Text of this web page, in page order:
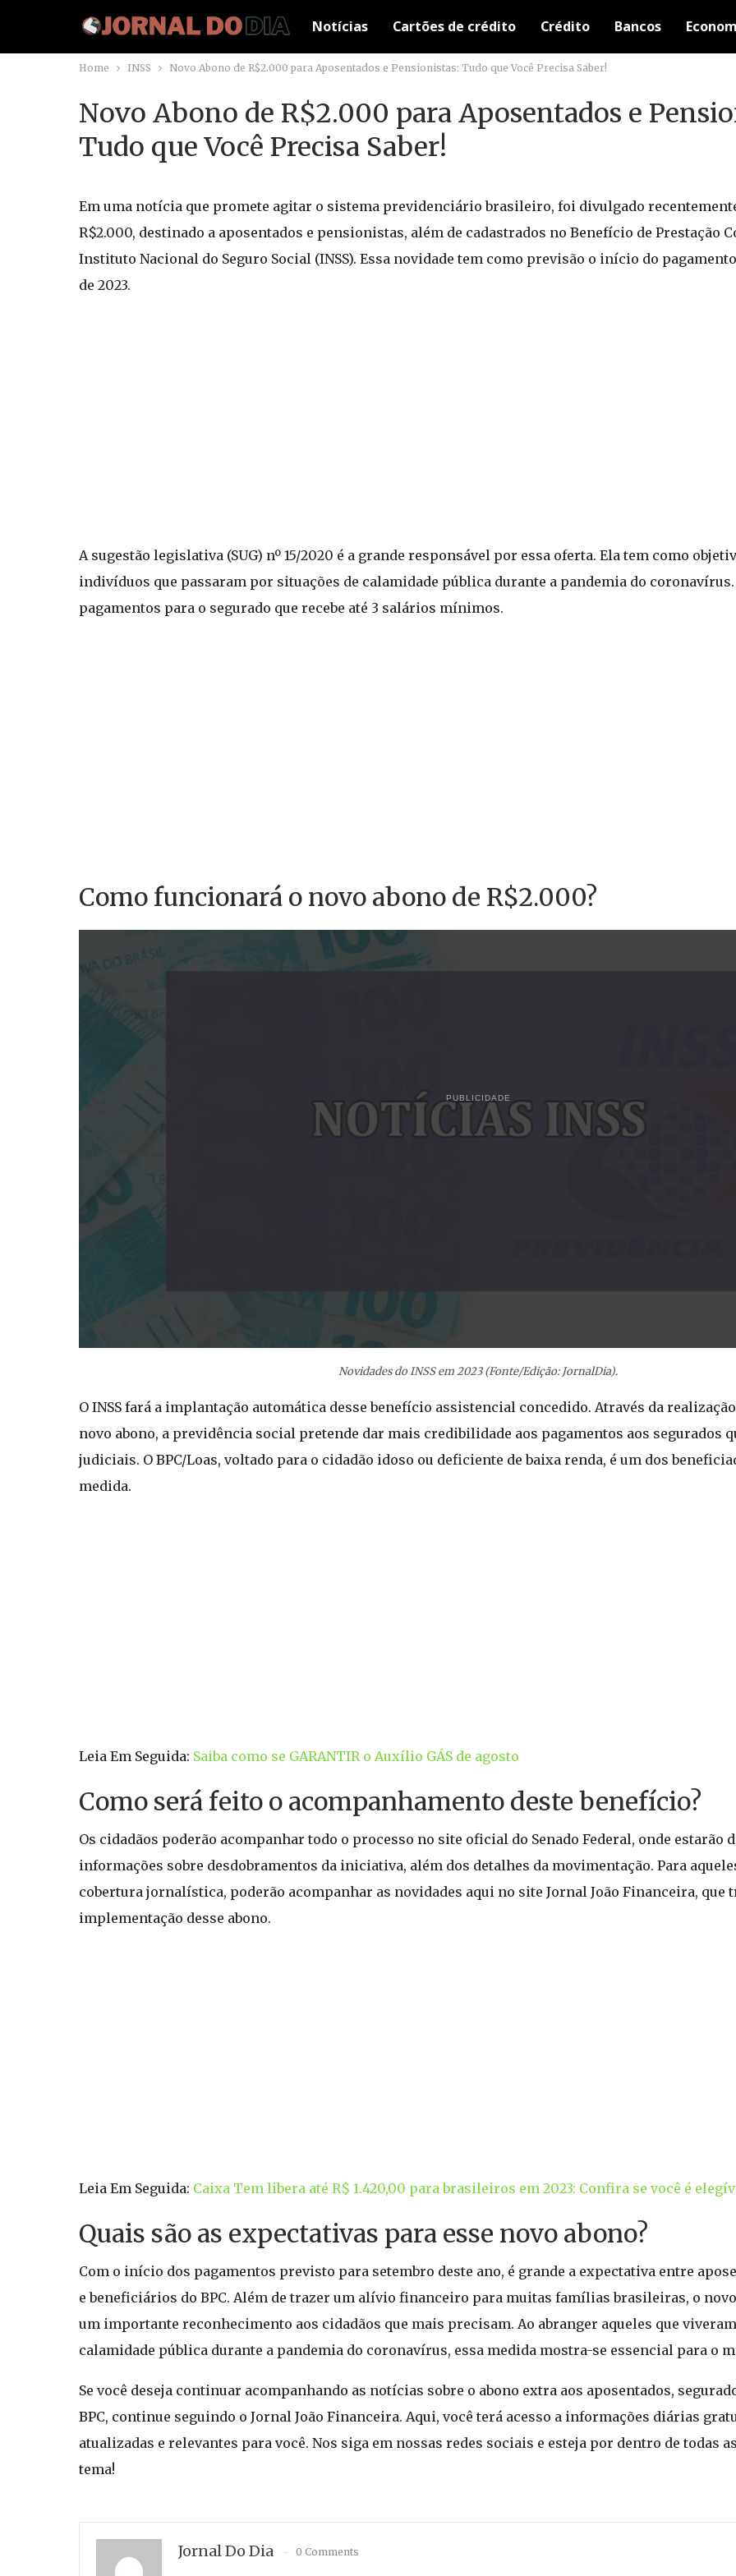
Notícias Cartões de crédito Crédito Bancos
Home INSS Novo Abono de R$2.000 para Aposentados e Pensionistas: Tudo que Você Precisa Saber!
Novo Abono de R$2.000 para Aposentados e
Tudo que Você Precisa Saber!
Em uma notícia que promete agitar o sistema previdenciário brasileiro, foi divulgado
R$2.000, destinado a aposentados e pensionistas, além de cadastrados no Benefício de Prestação
Instituto Nacional do Seguro Social (INSS). Essa novidade tem como previsão o início do
de 2023.
A sugestão legislativa (SUG) nº 15/2020 é a grande responsável por essa oferta. Ela tem como
indivíduos que passaram por situações de calamidade pública durante a pandemia do
pagamentos para o segurado que recebe até 3 salários mínimos.
Como funcionará o novo abono de R$2.000?
PUBLICIDADE
Novidades do INSS em 2023 (Fonte/Edição: JornalDia).
O INSS fará a implantação automática desse benefício assistencial concedido. Através da
novo abono, a previdência social pretende dar mais credibilidade aos pagamentos aos segurados
judiciais. O BPC/Loas, voltado para o cidadão idoso ou deficiente de baixa renda, é um dos
medida.
Leia Em Seguida: Saiba como se GARANTIR o Auxílio GÁS de agosto
Como será feito o acompanhamento deste benefício?
Os cidadãos poderão acompanhar todo o processo no site oficial do Senado Federal, onde estarão
informações sobre desdobramentos da iniciativa, além dos detalhes da movimentação. Para
cobertura jornalística, poderão acompanhar as novidades aqui no site Jornal João Financeira, que
implementação desse abono.
Leia Em Seguida: Caixa Tem libera até R$ 1.420,00 para brasileiros em 2023: Confira se você é
Quais são as expectativas para esse novo abono?
Com o início dos pagamentos previsto para setembro deste ano, é grande a expectativa entre
e beneficiários do BPC. Além de trazer um alívio financeiro para muitas famílias brasileiras, o
um importante reconhecimento aos cidadãos que mais precisam. Ao abranger aqueles que
calamidade pública durante a pandemia do coronavírus, essa medida mostra-se essencial para o
Se você deseja continuar acompanhando as notícias sobre o abono extra aos aposentados,
BPC, continue seguindo o Jornal João Financeira. Aqui, você terá acesso a informações diárias
atualizadas e relevantes para você. Nos siga em nossas redes sociais e esteja por dentro de todas
tema!
Jornal Do Dia 0 Comments